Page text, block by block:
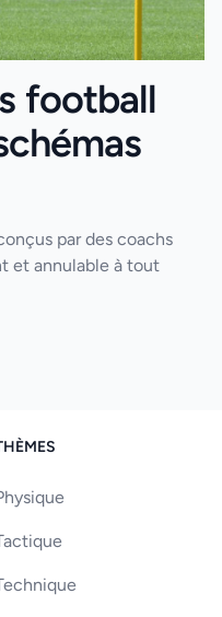
football
par des coachs
et annulable à tout